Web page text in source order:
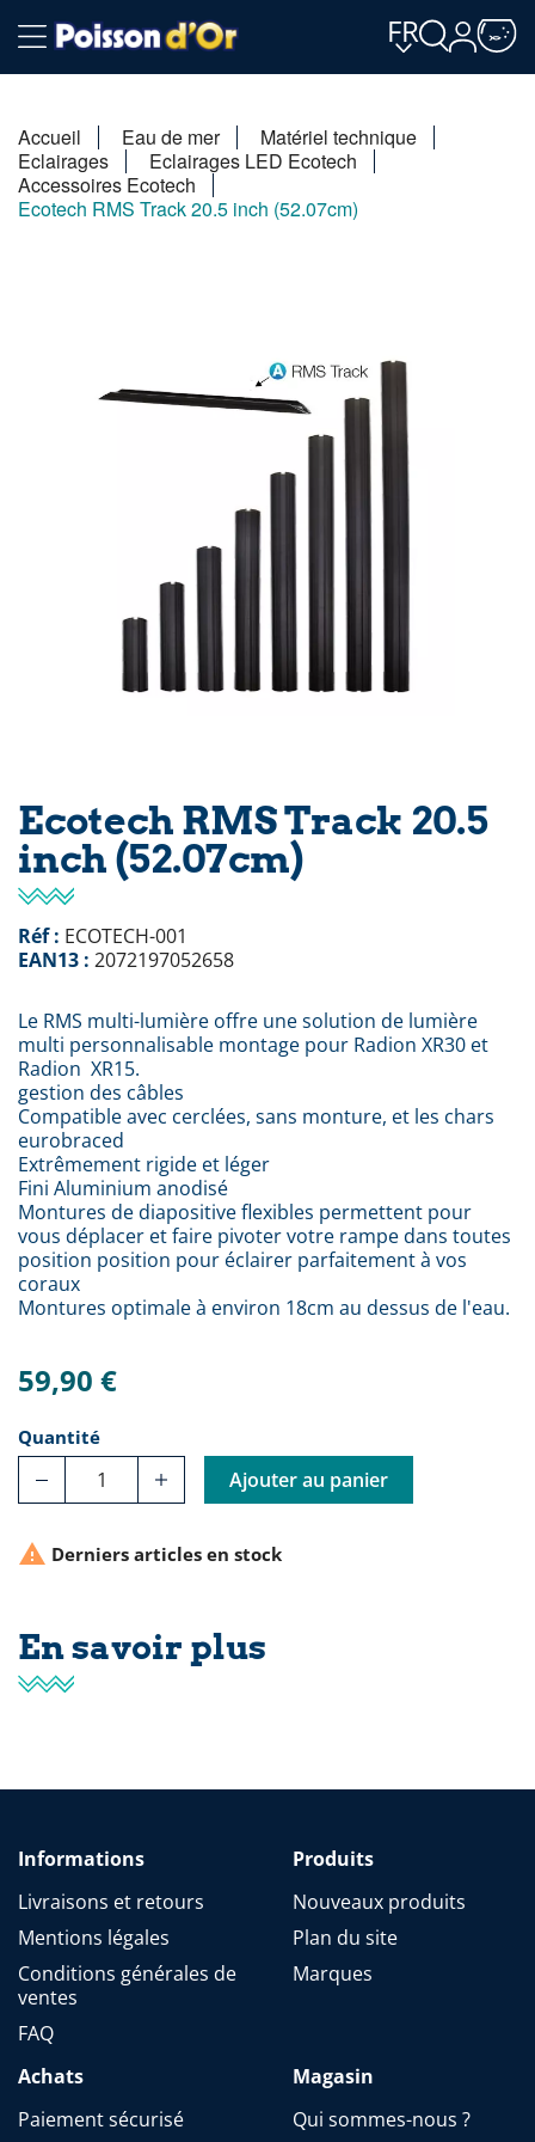
FR
Accueil Eau de mer
Matériel technique
Eclairages
Eclairages LED Ecotech
Accessoires Ecotech
Ecotech RMS Track 20.5 inch (52.07cm)
Ecotech RMS Track 20.5
inch (52.07cm)
Réf : ECOTECH-001
EAN13 : 2072197052658
Le RMS multi-lumière offre une solution de lumière
multi personnalisable montage pour Radion XR30 et
Radion XR15.
gestion des câbles
Compatible avec cerclées, sans monture, et les chars
eurobraced
Extrêmement rigide et léger
Fini Aluminium anodisé
Montures de diapositive flexibles permettent pour
vous déplacer et faire pivoter votre rampe dans toutes
position position pour éclairer parfaitement à vos
coraux
Montures optimale à environ 18cm au dessus de l'eau.
59,90 €
Quantité
Ajouter au panier
 Derniers articles en stock
En savoir plus
Informations
Livraisons et retours
Mentions légales
Conditions générales de
ventes
FAQ
Produits
Nouveaux produits
Plan du site
Marques
Achats
Paiement sécurisé
Magasin
Qui sommes-nous ?